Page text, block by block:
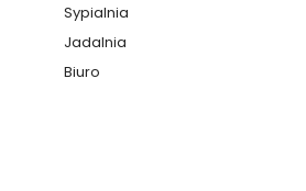
Sypialnia
Jadalnia
Biuro